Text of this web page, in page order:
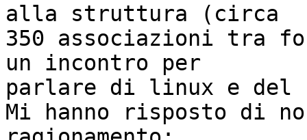
alla struttura (circa
350 associazioni tra
un incontro per
parlare di linux e del
Mi hanno risposto di